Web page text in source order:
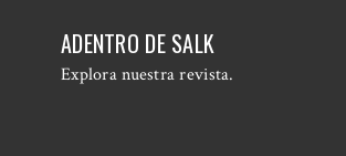
ADENTRO DE SALK
Explora nuestra revista.